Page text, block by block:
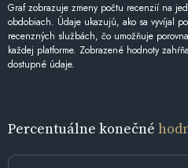
Graf zobrazuje zmeny počtu recenzií na
obdobiach. Údaje ukazujú, ako sa vyvíjal
recenzných službách, čo umožňuje
každej platforme. Zobrazené hodnoty
dostupné údaje.
Percentuálne konečné